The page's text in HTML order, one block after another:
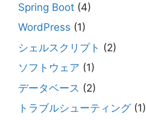
Spring Boot (4)
WordPress (1)
シェルスクリプト (2)
ソフトウェア (1)
データベース (2)
トラブルシューティング(1)